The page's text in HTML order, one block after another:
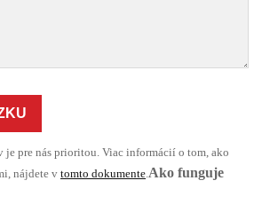
je pre nás prioritou. Viac informácií o tom, ako
nájdete v tomto dokumente.Ako funguje